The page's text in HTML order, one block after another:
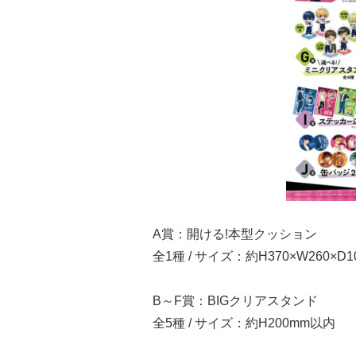
A賞：開ける!本型クッション
全1種 / サイズ：約
B～F賞：BIGクリアスタンド
全5種 / サイズ：約H200mm以内